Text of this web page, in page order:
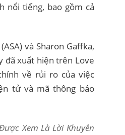
nổi tiếng, bao gồm cả
và Sharon Gaffka,
đã xuất hiện trên Love
về rủi ro của việc
tử và mã thông báo
Xem Là Lời Khuyên